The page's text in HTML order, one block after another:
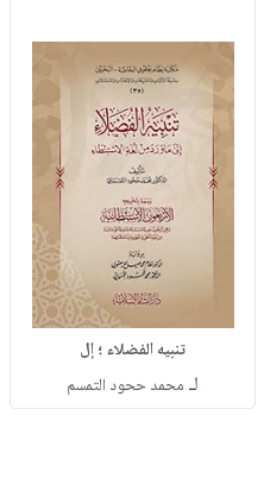
تنبيه الفضلاء ؛ إل
لـ محمد ححود التمسم